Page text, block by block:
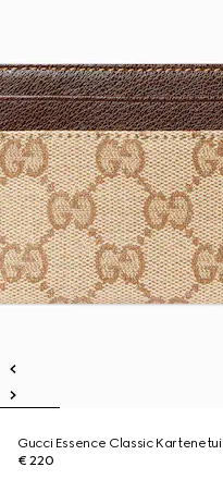
Gucci Essence Classic Kartenetui
€ 220